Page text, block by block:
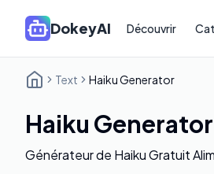
DokeyAI Découvrir
Text Haiku Generator
Haiku Generator
Générateur de Haiku Gratuit